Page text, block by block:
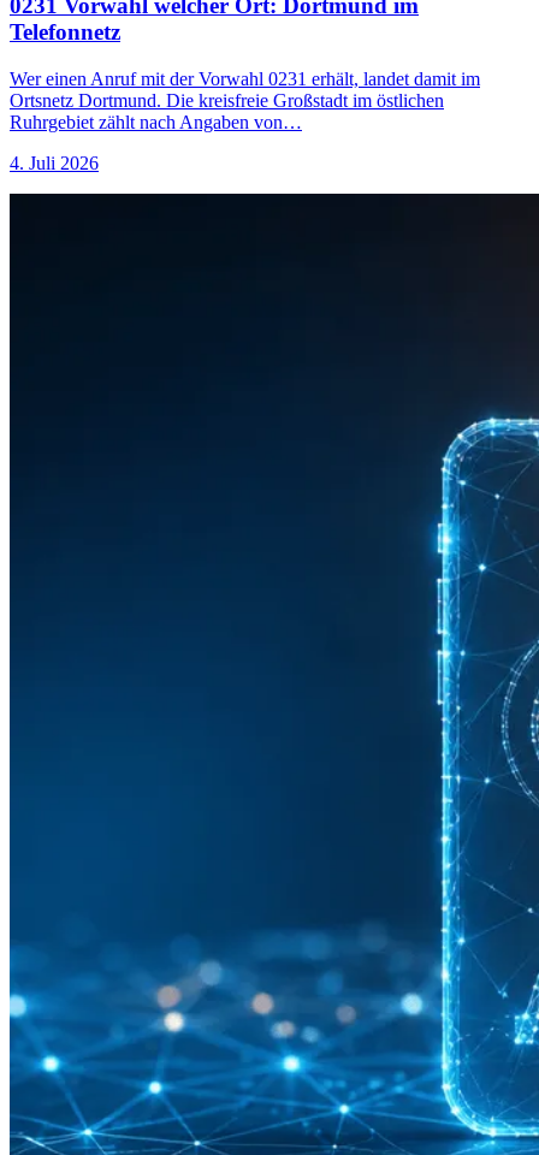
0231 Vorwahl welcher Ort: Dortmund im
Telefonnetz
Wer einen Anruf mit der Vorwahl 0231 erhält, landet damit im
Ortsnetz Dortmund. Die kreisfreie Großstadt im östlichen
Ruhrgebiet zählt nach Angaben von…
4. Juli 2026